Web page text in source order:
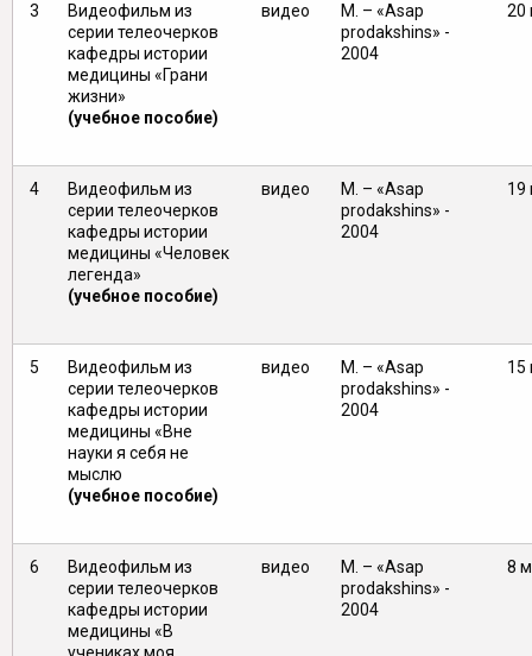
3
Видеофильм из
серии телеочерков
кафедры истории
медицины «Грани
жизни»
(учебное пособие)
видео
М. – «Asap
prodakshins» -
2004
20
4
Видеофильм из
серии телеочерков
кафедры истории
медицины «Человек
легенда»
(учебное пособие)
видео
М. – «Asap
prodakshins» -
2004
19
5
Видеофильм из
серии телеочерков
кафедры истории
медицины «Вне
науки я себя не
мыслю
(учебное пособие)
видео
М. – «Asap
prodakshins» -
2004
15
6
Видеофильм из
серии телеочерков
кафедры истории
медицины «В
видео
М. – «Asap
prodakshins» -
2004
8